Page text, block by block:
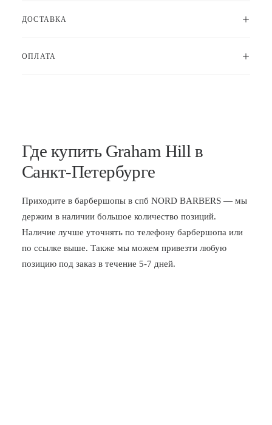
ДОСТАВКА
ОПЛАТА
Где купить Graham Hill в
Санкт-Петербурге
Приходите в барбершопы в спб NORD BARBERS — мы
держим в наличии большое количество позиций.
Наличие лучше уточнять по телефону барбершопа или
по ссылке выше. Также мы можем привезти любую
позицию под заказ в течение 5-7 дней.